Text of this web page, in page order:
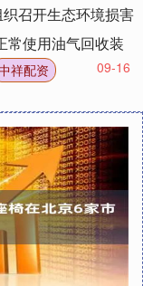
召开生态环境损害
常使用油气回收装
09-16
祥配资